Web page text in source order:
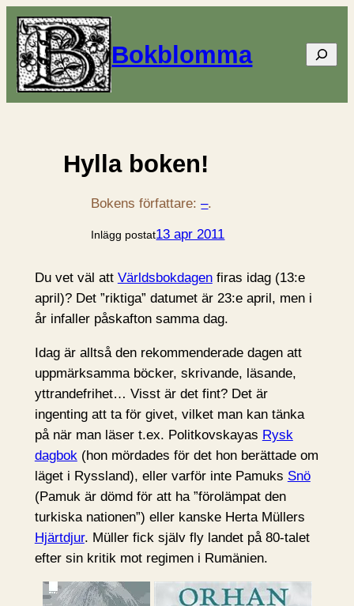
Bokblomma Sök
Hylla boken!
Bokens författare:–.
Inlägg postat13 apr 2011
Du vet väl att Världsbokdagenfiras idag (13:e
april)? Det ”riktiga” datumet är 23:e april, men i
år infaller påskafton samma dag.
Idag är alltså den rekommenderade dagen att
uppmärksamma böcker, skrivande, läsande,
yttrandefrihet… Visst är det fint? Det är
ingenting att ta för givet, vilket man kan tänka
på när man läser t.ex. Politkovskayas Rysk
dagbok (hon mördades för det hon berättade om
läget i Ryssland), eller varför inte Pamuks Snö
(Pamuk är dömd för att ha ”förolämpat den
turkiska nationen”) eller kanske Herta Müllers
Hjärtdjur. Müller fick själv fly landet på 80-talet
efter sin kritik mot regimen i Rumänien.